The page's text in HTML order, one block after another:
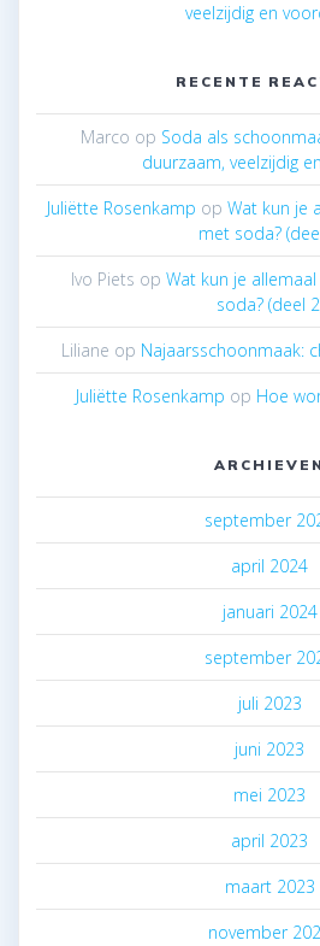
veelzijdig en
RECENTE
Marco op Soda als
duurzaam, veelzijdig
Juliëtte Rosenkamp op Wat kun je
met soda?
Ivo Piets op Wat kun je
soda? (deel
Liliane op Najaarsschoonmaak:
Juliëtte Rosenkamp op Hoe
ARCHIEVEN
september
april 2024
januari 2024
september
juli 2023
juni 2023
mei 2023
april 2023
maart 2023
november